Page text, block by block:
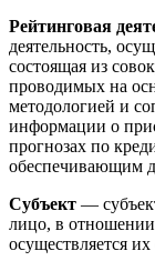
Рейтинговая
деятельность,
состоящая из
проводимых на
методологией и
информации о
прогнозах по
обеспечивающим
Субъект —
лицо, в
осуществляется их